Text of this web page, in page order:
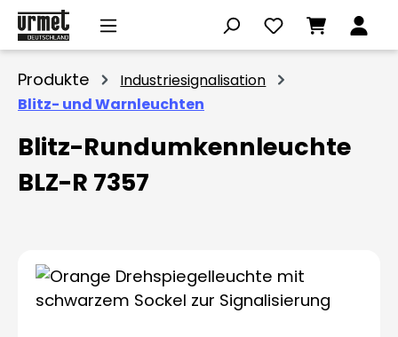
Zum Hauptinhalt springen
Produkte
Industriesignalisation
Blitz- und Warnleuchten
Blitz-Rundumkennleuchte
BLZ-R 7357
Bildergalerie überspringen